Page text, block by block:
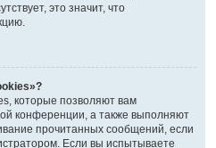
это значит, что
которые позволяют вам
конференции, а также выполняют
прочитанных сообщений, если
Если вы испытываете